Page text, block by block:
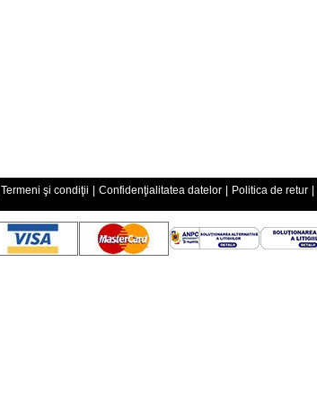
Termeni şi condiţii | Confidenţialitatea datelor | Politica de retur |